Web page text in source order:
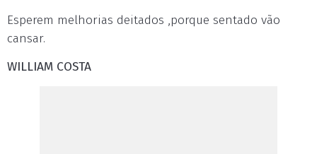
Esperem melhorias deitados ,porque sentado vão
cansar.
WILLIAM COSTA